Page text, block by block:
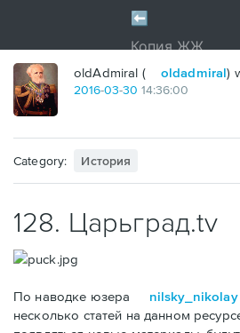
oldAdmiral ( oldadmiral)
2016-03-30 14:36:00
Category: История
128. Царьград.tv
По наводке юзера nilsky_nikolay
несколько статей на данном